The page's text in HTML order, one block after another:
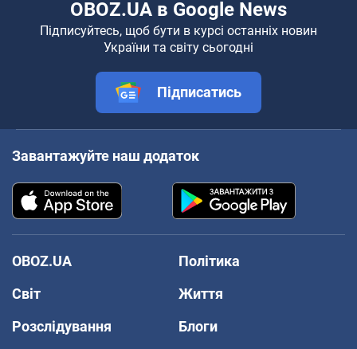
OBOZ.UA в Google News
Підписуйтесь, щоб бути в курсі останніх новин
України та світу сьогодні
Підписатись
Завантажуйте наш додаток
OBOZ.UA
Політика
Світ
Життя
Розслідування
Блоги